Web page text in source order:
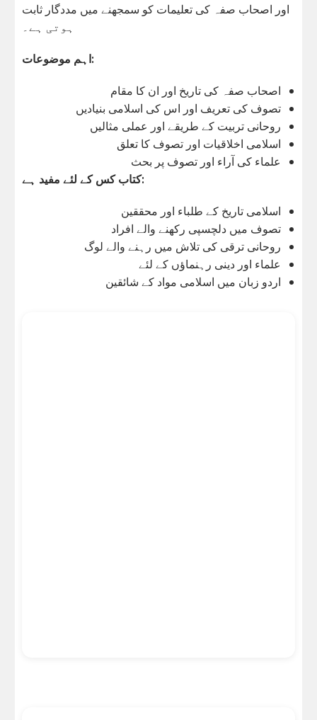
اور اصحاب صفہ کی تعلیمات کو سمجھنے میں مددگار ثابت
ہوتی ہے۔
اہم موضوعات:
اصحاب صفہ کی تاریخ اور ان کا مقام
تصوف کی تعریف اور اس کی اسلامی بنیادیں
روحانی تربیت کے طریقے اور عملی مثالیں
اسلامی اخلاقیات اور تصوف کا تعلق
علماء کی آراء اور تصوف پر بحث
کتاب کس کے لئے مفید ہے:
اسلامی تاریخ کے طلباء اور محققین
تصوف میں دلچسپی رکھنے والے افراد
روحانی ترقی کی تلاش میں رہنے والے لوگ
علماء اور دینی رہنماؤں کے لئے
اردو زبان میں اسلامی مواد کے شائقین